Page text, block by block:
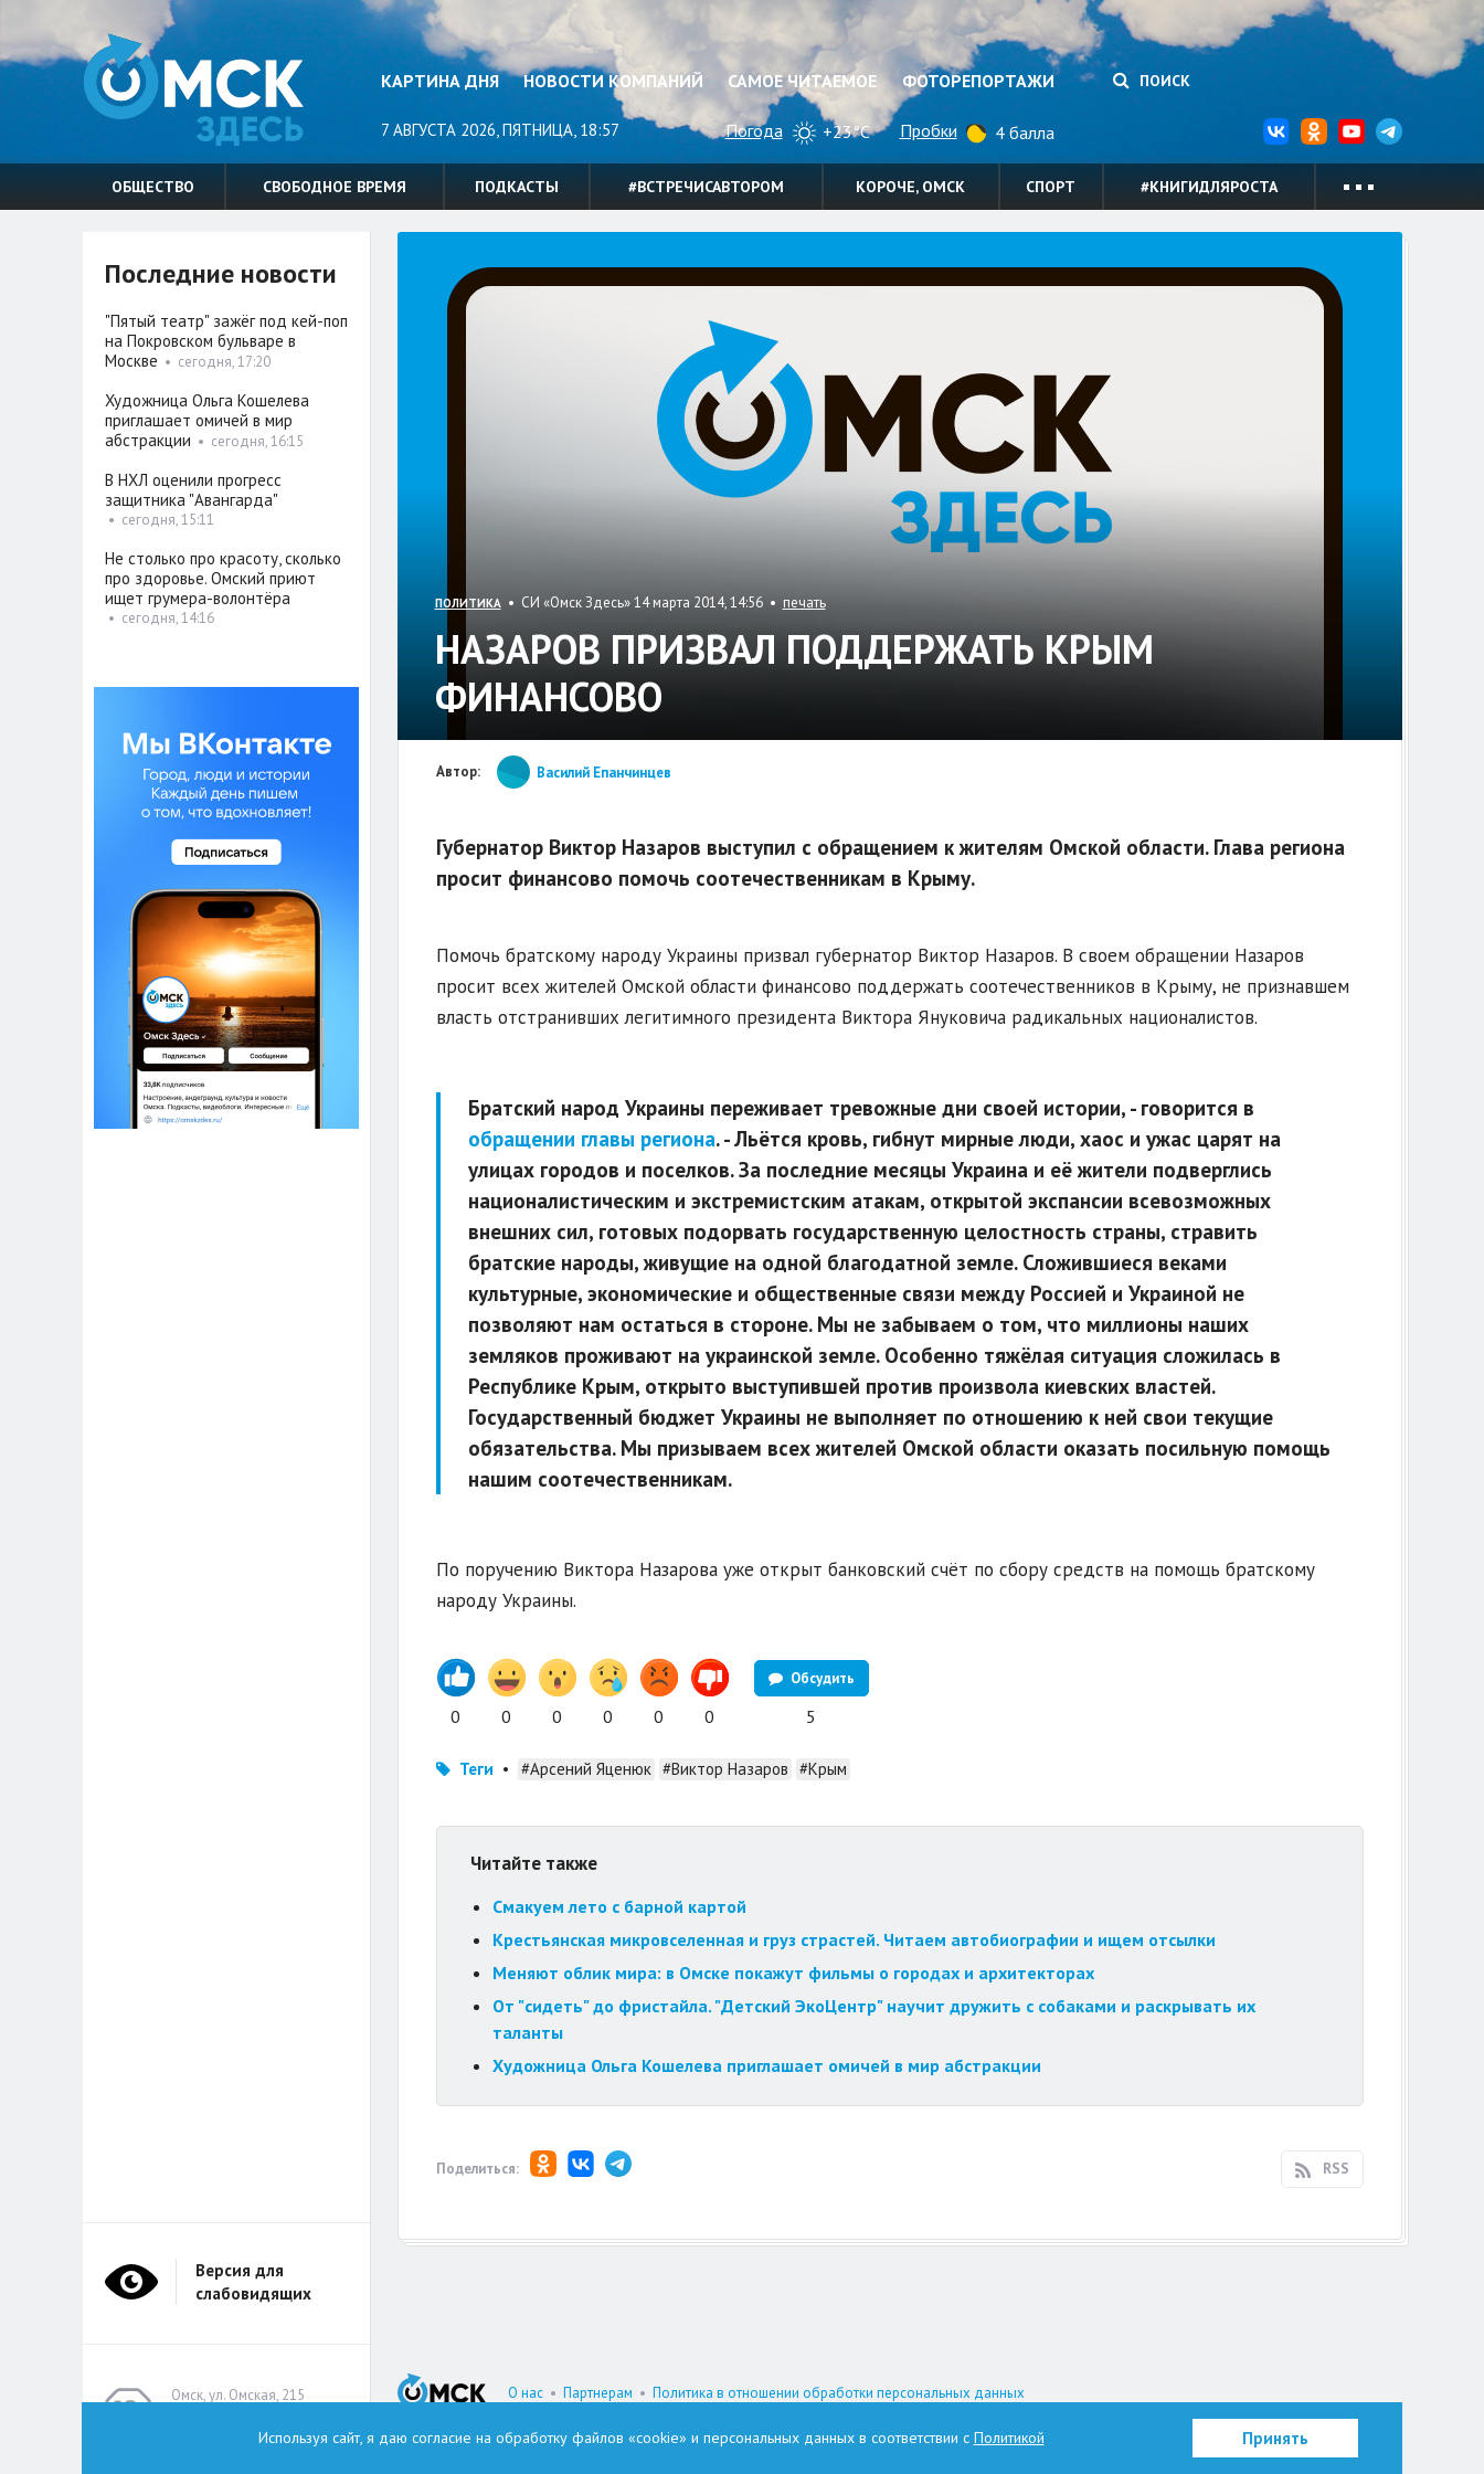
КАРТИНА ДНЯ НОВОСТИ КОМПАНИЙ САМОЕ ЧИТАЕМОЕ ФОТОРЕПОРТАЖИ ПОИСК
7 АВГУСТА 2026, ПЯТНИЦА, 18:57 Погода +23°C Пробки 4 балла
ОБЩЕСТВО СВОБОДНОЕ ВРЕМЯ ПОДКАСТЫ #ВСТРЕЧИСАВТОРОМ КОРОЧЕ, ОМСК СПОРТ #КНИГИДЛЯРОСТА
ПОЛИТИКА• СИ «Омск Здесь» 14 марта 2014, 14:56 • печать
НАЗАРОВ ПРИЗВАЛ ПОДДЕРЖАТЬ КРЫМ
ФИНАНСОВО
Автор: Василий Епанчинцев
Губернатор Виктор Назаров выступил с обращением к жителям Омской области. Глава региона
просит финансово помочь соотечественникам в Крыму.
Помочь братскому народу Украины призвал губернатор Виктор Назаров. В своем обращении Назаров
просит всех жителей Омской области финансово поддержать соотечественников в Крыму, не признавшем
власть отстранивших легитимного президента Виктора Януковича радикальных националистов.
Братский народ Украины переживает тревожные дни своей истории, - говорится в
обращении главы региона. - Льётся кровь, гибнут мирные люди, хаос и ужас царят на
улицах городов и поселков. За последние месяцы Украина и её жители подверглись
националистическим и экстремистским атакам, открытой экспансии всевозможных
внешних сил, готовых подорвать государственную целостность страны, стравить
братские народы, живущие на одной благодатной земле. Сложившиеся веками
культурные, экономические и общественные связи между Россией и Украиной не
позволяют нам остаться в стороне. Мы не забываем о том, что миллионы наших
земляков проживают на украинской земле. Особенно тяжёлая ситуация сложилась в
Республике Крым, открыто выступившей против произвола киевских властей.
Государственный бюджет Украины не выполняет по отношению к ней свои текущие
обязательства. Мы призываем всех жителей Омской области оказать посильную помощь
нашим соотечественникам.
По поручению Виктора Назарова уже открыт банковский счёт по сбору средств на помощь братскому
народу Украины.
0 0 0 0 0 0
Обсудить
5
Теги • #Арсений Яценюк #Виктор Назаров #Крым
Читайте также
Смакуем лето с барной картой
Крестьянская микровселенная и груз страстей. Читаем автобиографии и ищем отсылки
Меняют облик мира: в Омске покажут фильмы о городах и архитекторах
От "сидеть" до фристайла. "Детский ЭкоЦентр" научит дружить с собаками и раскрывать их
таланты
Художница Ольга Кошелева приглашает омичей в мир абстракции
Поделиться: RSS
Последние новости
"Пятый театр" зажёг под кей-поп
на Покровском бульваре в
Москве • сегодня, 17:20
Художница Ольга Кошелева
приглашает омичей в мир
абстракции • сегодня, 16:15
В НХЛ оценили прогресс
защитника "Авангарда"
• сегодня, 15:11
Не столько про красоту, сколько
про здоровье. Омский приют
ищет грумера-волонтёра
• сегодня, 14:16
О нас• Партнерам • Политика в отношении обработки персональных данных
И.о. главного редактора: Астафьева Татьяна Петровна
Омск, ул. Омская, 215
omskzdes@inbox.ru
Версия для
слабовидящих
Используя сайт, я даю согласие на обработку файлов «cookie» и персональных данных в соответствии с Политикой Принять